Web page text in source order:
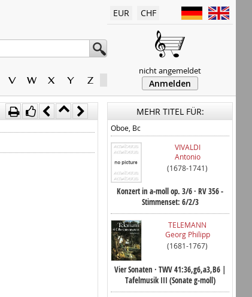
V W X Y Z
EUR CHF
nicht angemeldet
Anmelden
MEHR TITEL FÜR:
Oboe, Bc
VIVALDI
Antonio
(1678-1741)
Konzert in a-moll op. 3/6 · RV 356 -
Stimmenset: 6/2/3
TELEMANN
Georg Philipp
(1681-1767)
Vier Sonaten · TWV 41:36,g6,a3,B6 |
Tafelmusik III (Sonate g-moll)